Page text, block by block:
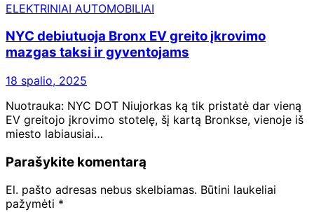
ELEKTRINIAI AUTOMOBILIAI
NYC debiutuoja Bronx EV greito įkrovimo
mazgas taksi ir gyventojams
18 spalio, 2025
Nuotrauka: NYC DOT Niujorkas ką tik pristatė dar vieną
EV greitojo įkrovimo stotelę, šį kartą Bronkse, vienoje iš
miesto labiausiai…
Parašykite komentarą
El. pašto adresas nebus skelbiamas. Būtini laukeliai
pažymėti *